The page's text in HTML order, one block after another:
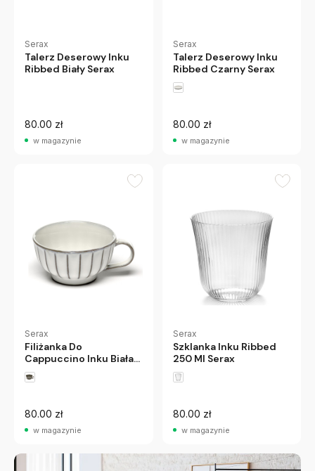
Serax
Talerz Deserowy Inku
Ribbed Biały Serax
80.00 zł
w magazynie
Serax
Talerz Deserowy Inku
Ribbed Czarny Serax
80.00 zł
w magazynie
Serax
Filiżanka Do
Cappuccino Inku Biała
Serax
80.00 zł
w magazynie
Serax
Szklanka Inku Ribbed
250 Ml Serax
80.00 zł
w magazynie